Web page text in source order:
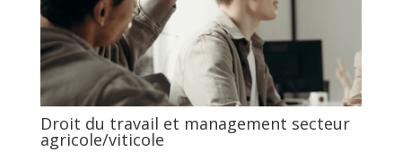
Droit du travail et management secteur
agricole/viticole